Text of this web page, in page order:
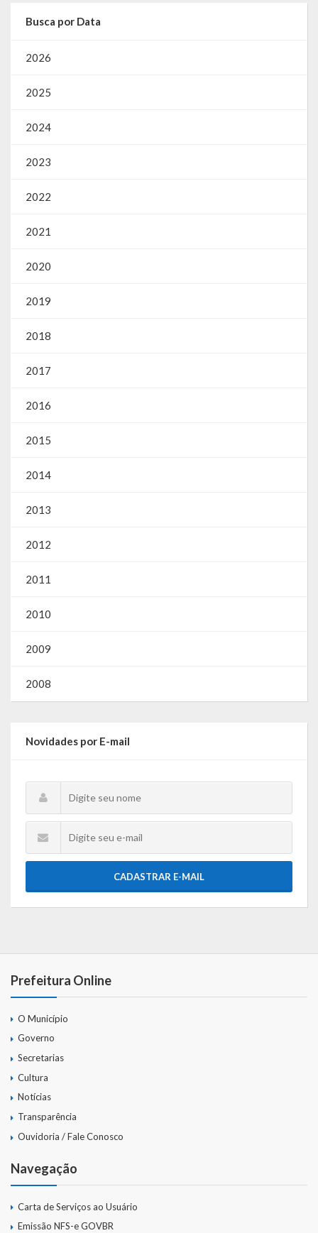
Webmail
Busca por Data
2026
2025
2024
2023
2022
2021
2020
2019
2018
2017
2016
2015
2014
2013
2012
2011
2010
2009
2008
Novidades por E-mail
CADASTRAR E-MAIL
Prefeitura Online
O Município
Governo
Secretarias
Cultura
Notícias
Transparência
Ouvidoria / Fale Conosco
Navegação
Carta de Serviços ao Usuário
Emissão NFS-e GOVBR